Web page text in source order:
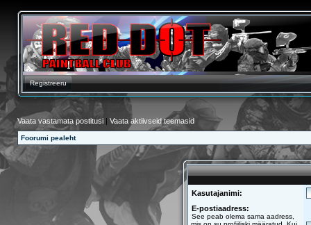
Registreeru
Vaata vastamata postitusi | Vaata aktiivseid teemasid
Foorumi pealeht
Kasutajanimi:
E-postiaadress:
See peab olema sama aadress,